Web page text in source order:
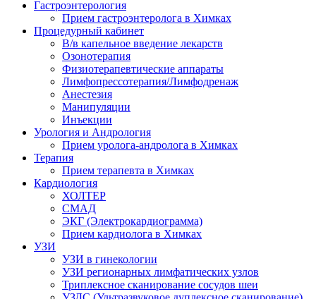
Гастроэнтерология
Прием гастроэнтеролога в Химках
Процедурный кабинет
В/в капельное введение лекарств
Озонотерапия
Физиотерапевтические аппараты
Лимфопрессотерапия/Лимфодренаж
Анестезия
Манипуляции
Инъекции
Урология и Андрология
Прием уролога-андролога в Химках
Терапия
Прием терапевта в Химках
Кардиология
ХОЛТЕР
СМАД
ЭКГ (Электрокардиограмма)
Прием кардиолога в Химках
УЗИ
УЗИ в гинекологии
УЗИ регионарных лимфатических узлов
Триплексное сканирование сосудов шеи